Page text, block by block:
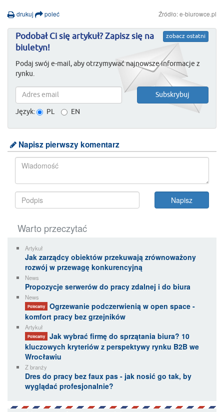
drukuj poleć Źródło: e-biurowce.pl
zobacz ostatni
Podobał Ci się artykuł? Zapisz się na
biuletyn!
Podaj swój e-mail, aby otrzymywać najnowsze informacje z
rynku.
Język: PL EN
Napisz pierwszy komentarz
Warto przeczytać
Artykuł
Jak zarządcy obiektów przekuwają zrównoważony
rozwój w przewagę konkurencyjną
News
Propozycje serwerów do pracy zdalnej i do biura
News
Polecamy
Ogrzewanie podczerwienią w open space -
komfort pracy bez grzejników
Artykuł
Polecamy
Jak wybrać firmę do sprzątania biura? 10
kluczowych kryteriów z perspektywy rynku B2B we
Wrocławiu
Z branży
Dres do pracy bez faux pas - jak nosić go tak, by
wyglądać profesjonalnie?